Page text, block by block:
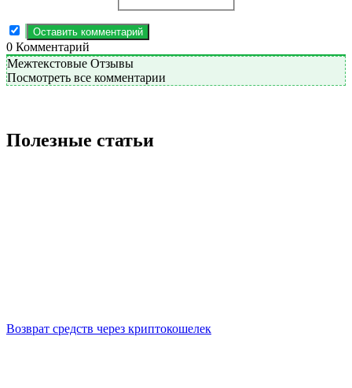
0 Комментарий
Межтекстовые Отзывы
Посмотреть все комментарии
Полезные статьи
Возврат средств через криптокошелек